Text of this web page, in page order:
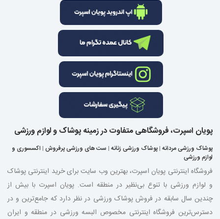
پویان اسپرت، فروشگاهی متفاوت در زمینه پوشاک و لوازم ورزشی
پوشاک ورزشی مردانه | پوشاک ورزشی زنانه | ست های ورزشی پرفروش | اکسسوری و
لوازم ورزشی
فروشگاه اینترنتی پویان اسپرت، بهترین وب سایت برای خرید اینترنتی پوشاک
و لوازم ورزشی با تنوع بی‌نظیر در منطقه است. پویان اسپرت با بیش از
چندین سال سابقه در فروش پوشاک ورزشی در نظر دارد که جامع‌ترین و در
دسترس‌ترین فروشگاه اینترنتی مخصوص البسه ورزشی در منطقه و ایران